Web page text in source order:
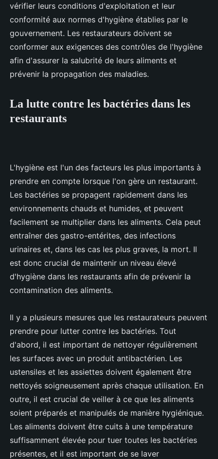
vérifier leurs conditions d'exploitation et leur
conformité aux normes d'hygiène établies par le
gouvernement. Les restaurateurs doivent se
conformer aux exigences des contrôles de l'hygiène
afin d'assurer la salubrité de leurs aliments et
prévenir la propagation des maladies.
La lutte contre les bactéries dans les
restaurants
L'hygiène est l'un des facteurs les plus importants à
prendre en compte lorsque l'on gère un restaurant.
Les bactéries se propagent rapidement dans les
environnements chauds et humides, et peuvent
facilement se multiplier dans les aliments. Cela peut
entraîner des gastro-entérites, des infections
urinaires et, dans les cas les plus graves, la mort. Il
est donc crucial de maintenir un niveau élevé
d'hygiène dans les restaurants afin de prévenir la
contamination des aliments.
Il y a plusieurs mesures que les restaurateurs peuvent
prendre pour lutter contre les bactéries. Tout
d'abord, il est important de nettoyer régulièrement
les surfaces avec un produit antibactérien. Les
ustensiles et les assiettes doivent également être
nettoyés soigneusement après chaque utilisation. En
outre, il est crucial de veiller à ce que les aliments
soient préparés et manipulés de manière hygiénique.
Les aliments doivent être cuits à une température
suffisamment élevée pour tuer toutes les bactéries
présentes, et il est important de se laver